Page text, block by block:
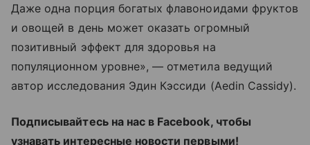
Даже одна порция богатых флавоноидами фруктов
и овощей в день может оказать огромный
позитивный эффект для здоровья на
популяционном уровне», — отметила ведущий
автор исследования Эдин Кэссиди (Aedin Cassidy).
Подписывайтесь на нас в Facebook, чтобы
узнавать интересные новости первыми!